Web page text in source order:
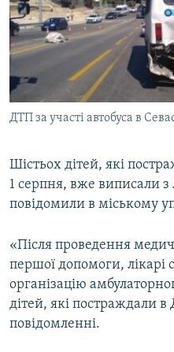
ДЕПОРТАЦІЯ
ВІДЕОУРОКИ «ELIFBE»
СВІДЧЕННЯ ОКУПАЦІЇ
УКРАЇНСЬКА ПРОБЛЕМА КРИМУ
ІНФОГРАФІКА
ЯК ОБІЙТИ БЛОКУВАННЯ
Русский
Qırımtatar
ДОЛУЧАЙСЯ!
Усі сайти RFE/RL
ДТП за участі автобуса в
Шістьох дітей, які
1 серпня, вже виписали з
повідомили в міському
«Після проведення
першої допомоги,
організацію
дітей, які постраждали
повідомленні.